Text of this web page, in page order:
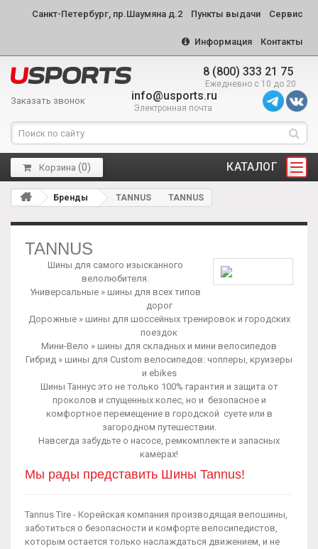
Санкт-Петербург, пр.Шаумяна д.2 Пункты выдачи Сервис
Информация Контакты
8 (800) 333 21 75
Ежедневно с 10 до 20
Заказать звонок info@usports.ru
Электронная почта
КАТАЛОГ
Корзина (0)
Бренды TANNUS TANNUS
TANNUS
Шины для самого изысканного
велолюбителя.
Универсальные » шины для всех типов
дорог
Дорожные » шины для шоссейных тренировок и городских
поездок
Мини-Вело » шины для складных и мини велосипедов
Гибрид » шины для Сustom велосипедов: чопперы, круизеры
и ebikes
Шины Таннус это не только 100% гарантия и защита от
проколов и спущенных колес, но и безопасное и
комфортное перемещение в городской суете или в
загородном путешествии.
Навсегда забудьте о насосе, ремкомплекте и запасных
камерах!
Мы рады представить Шины Tannus!
Tannus Tire - Корейская компания производящая велошины,
заботиться о безопасности и комфорте велосипедистов,
которым остается только наслаждаться движением, и не